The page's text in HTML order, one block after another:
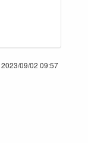
2023/09/02 09:57